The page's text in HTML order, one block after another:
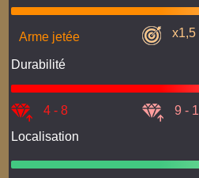
Arme jetée x1,5
Durabilité
4 - 8
9 -
Localisation